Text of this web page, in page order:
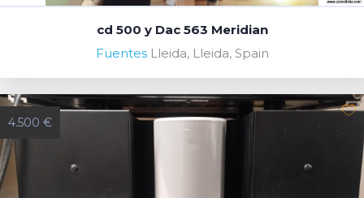
cd 500 y Dac 563 Meridian
Fuentes Lleida, Lleida, Spain
4.500 €